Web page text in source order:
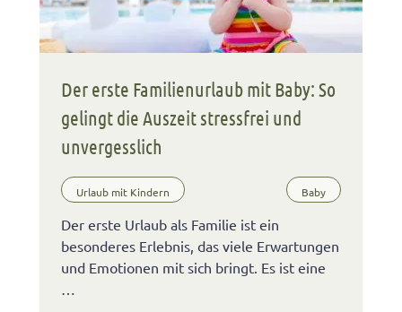
Der erste Familienurlaub mit Baby: So
gelingt die Auszeit stressfrei und
unvergesslich
Urlaub mit Kindern Baby
Der erste Urlaub als Familie ist ein
besonderes Erlebnis, das viele Erwartungen
und Emotionen mit sich bringt. Es ist eine
…